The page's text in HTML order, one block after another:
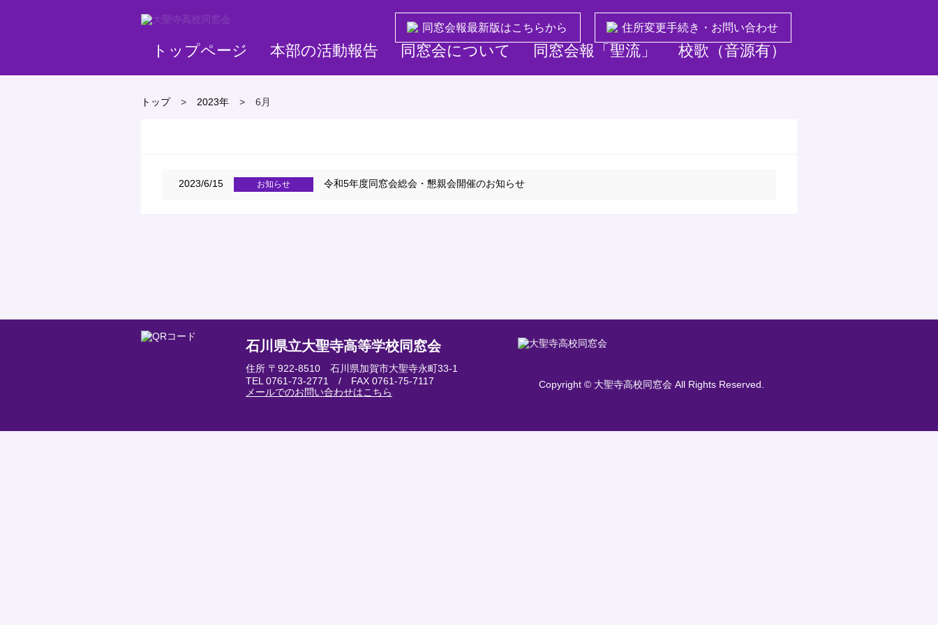
トップページ 本部の活動報告 同窓会について 同窓会報「聖流」 校歌（音源有）
同窓会報最新版はこちらから 住所変更手続き・お問い合わせ
トップ > 2023年 > 6月
2023/6/15 お知らせ 令和5年度同窓会総会・懇親会開催のお知らせ
石川県立大聖寺高等学校同窓会
住所 〒922-8510 石川県加賀市大聖寺永町33-1
TEL 0761-73-2771 / FAX 0761-75-7117
メールでのお問い合わせはこちら
Copyright © 大聖寺高校同窓会 All Rights Reserved.